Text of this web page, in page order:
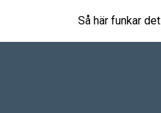
Så här funkar det